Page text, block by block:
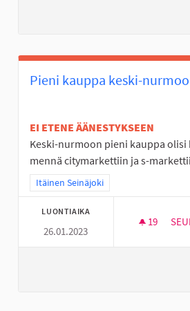
Pieni kauppa keski-
EI ETENE ÄÄNESTYKSEEN
Keski-nurmoon pieni kauppa olisi
mennä citymarkettiin ja s-
Rajaa tulokset teeman mukaan:
Itäinen Seinäjoki
LUONTIAIKA
26.01.2023
19 19